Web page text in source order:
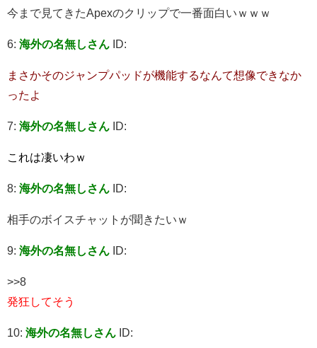
今まで見てきたApexのクリップで一番面白いｗｗｗ
6: 海外の名無しさん ID:
まさかそのジャンプパッドが機能するなんて想像できなか
ったよ
7: 海外の名無しさん ID:
これは凄いわｗ
8: 海外の名無しさん ID:
相手のボイスチャットが聞きたいｗ
9: 海外の名無しさん ID:
>>8
発狂してそう
10: 海外の名無しさん ID: